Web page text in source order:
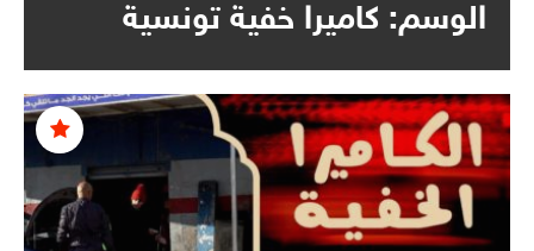
الوسم: كاميرا خفية تونسية